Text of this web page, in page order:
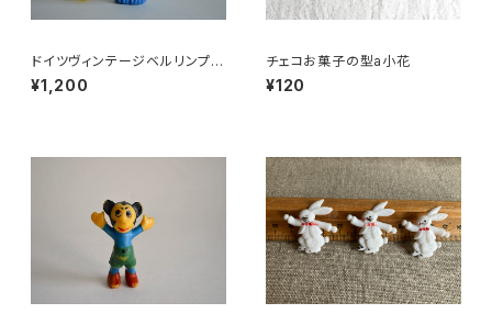
ドイツヴィンテージベルリンプラ
ベア青29
¥1,200
チェコお菓子の型a小花
¥120